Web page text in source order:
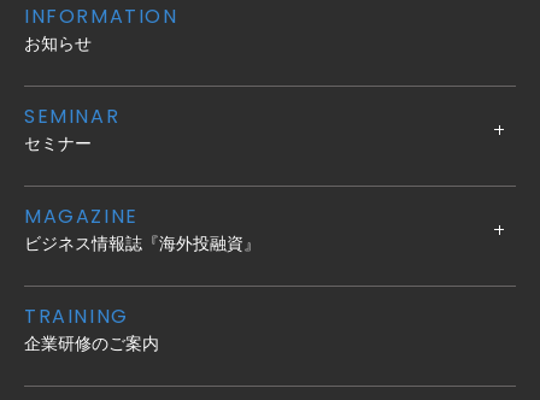
INFORMATION
お知らせ
SEMINAR
セミナー
MAGAZINE
ビジネス情報誌『海外投融資』
TRAINING
企業研修のご案内